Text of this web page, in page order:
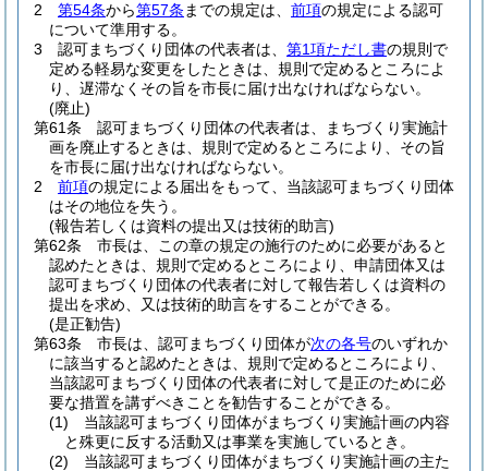
2
第54条から第57条 までの規定は、 前項の規定による認可
について準用する。
3
認可まちづくり団体の代表者は、 第1項ただし書の規則で
定める軽易な変更をしたときは、規則で定めるところによ
り、遅滞なくその旨を市長に届け出なければならない。
(廃止)
第61条
認可まちづくり団体の代表者は、まちづくり実施計
画を廃止するときは、規則で定めるところにより、その旨
を市長に届け出なければならない。
2
前項の規定による届出をもって、当該認可まちづくり団体
はその地位を失う。
(報告若しくは資料の提出又は技術的助言)
第62条
市長は、この章の規定の施行のために必要があると
認めたときは、規則で定めるところにより、申請団体又は
認可まちづくり団体の代表者に対して報告若しくは資料の
提出を求め、又は技術的助言をすることができる。
(是正勧告)
第63条
市長は、認可まちづくり団体が次の各号のいずれか
に該当すると認めたときは、規則で定めるところにより、
当該認可まちづくり団体の代表者に対して是正のために必
要な措置を講ずべきことを勧告することができる。
(1)
当該認可まちづくり団体がまちづくり実施計画の内容
と殊更に反する活動又は事業を実施しているとき。
(2)
当該認可まちづくり団体がまちづくり実施計画の主た